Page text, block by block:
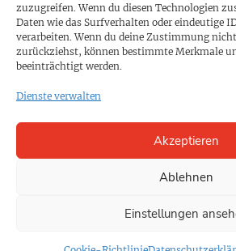
zuzugreifen. Wenn du diesen Technologien
Daten wie das Surfverhalten oder eindeutige
verarbeiten. Wenn du deine Zustimmung
zurückziehst, können bestimmte Merkmale
beeinträchtigt werden.
Dienste verwalten
Akzeptieren
Ablehnen
Einstellungen
SPENDEN
Datenschutz
KONTAKT